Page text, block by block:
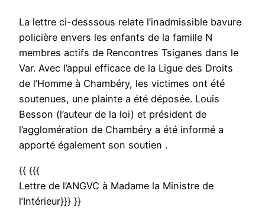
La lettre ci-desssous relate l’inadmissible bavure
policière envers les enfants de la famille N
membres actifs de Rencontres Tsiganes dans le
Var. Avec l’appui efficace de la Ligue des Droits
de l’Homme à Chambéry, les victimes ont été
soutenues, une plainte a été déposée. Louis
Besson (l’auteur de la loi) et président de
l’agglomération de Chambéry a été informé a
apporté également son soutien .
{{ {{{
Lettre de l’ANGVC à Madame la Ministre de
l’Intérieur}}} }}